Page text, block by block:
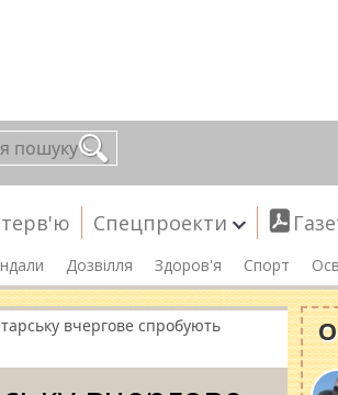
Спецпроекти
Дозвілля Здоров'я Спорт
вчергове спробують